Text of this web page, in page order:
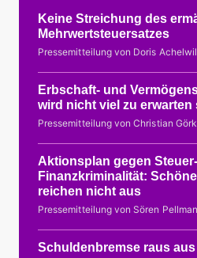
Keine Streichung des
Mehrwertsteuersatzes
Pressemitteilung von Doris
Erbschaft- und
wird nicht viel zu erwarten
Pressemitteilung von Christian
Aktionsplan gegen
Finanzkriminalität:
reichen nicht aus
Pressemitteilung von Sören
Schuldenbremse raus